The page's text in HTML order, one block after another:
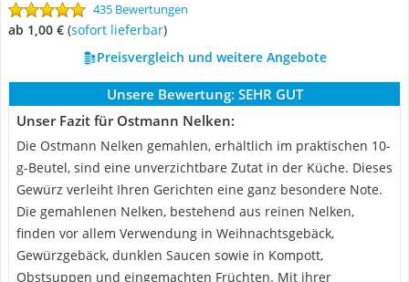
435 Bewertungen
ab 1,00 € ( Sofort lieferbar)
Preisvergleich und weitere Angebote
Unsere Bewertung: SEHR GUT
Unser Fazit für Ostmann Nelken:
Die Ostmann Nelken gemahlen, erhältlich im praktischen 10-
g-Beutel, sind eine unverzichtbare Zutat in der Küche. Dieses
Gewürz verleiht Ihren Gerichten eine ganz besondere Note.
Die gemahlenen Nelken, bestehend aus reinen Nelken,
finden vor allem Verwendung in Weihnachtsgebäck,
Gewürzgebäck, dunklen Saucen sowie in Kompott,
Obstsuppen und eingemachten Früchten. Mit ihrer